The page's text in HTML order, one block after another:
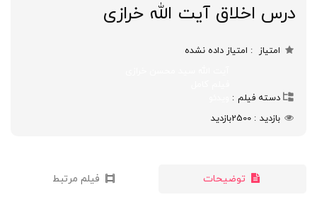
درس اخلاق آیت الله خرازی
امتیاز امتیاز داده نشده
دسته فیلم
بازدید
2500بازدید
توضیحات فیلم مرتبط